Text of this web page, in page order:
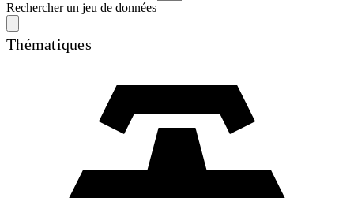
Rechercher un jeu de données
Thématiques